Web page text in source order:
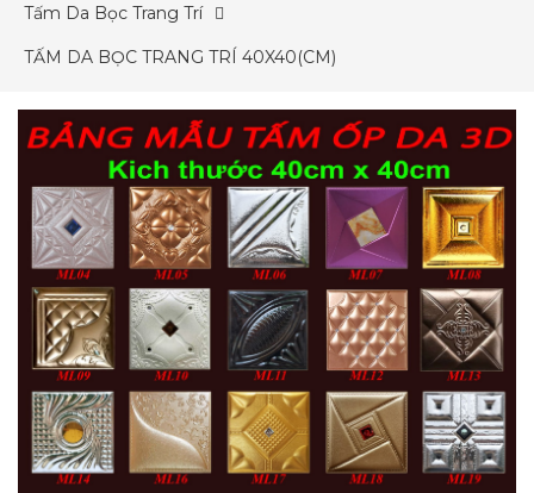
Tấm Da Bọc Trang Trí
TẤM DA BỌC TRANG TRÍ 40X40(CM)